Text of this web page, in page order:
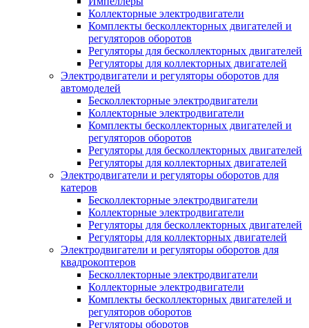
Коллекторные электродвигатели
Комплекты бесколлекторных двигателей и
регуляторов оборотов
Регуляторы для бесколлекторных двигателей
Регуляторы для коллекторных двигателей
Электродвигатели и регуляторы оборотов для
автомоделей
Бесколлекторные электродвигатели
Коллекторные электродвигатели
Комплекты бесколлекторных двигателей и
регуляторов оборотов
Регуляторы для бесколлекторных двигателей
Регуляторы для коллекторных двигателей
Электродвигатели и регуляторы оборотов для
катеров
Бесколлекторные электродвигатели
Коллекторные электродвигатели
Регуляторы для бесколлекторных двигателей
Регуляторы для коллекторных двигателей
Электродвигатели и регуляторы оборотов для
квадрокоптеров
Бесколлекторные электродвигатели
Коллекторные электродвигатели
Комплекты бесколлекторных двигателей и
регуляторов оборотов
Регуляторы оборотов